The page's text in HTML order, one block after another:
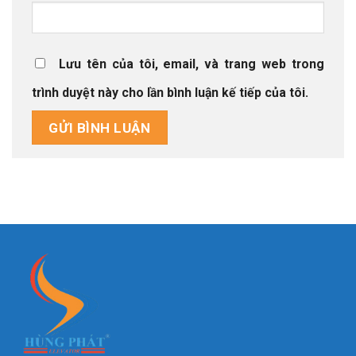
Lưu tên của tôi, email, và trang web trong
trình duyệt này cho lần bình luận kế tiếp của tôi.